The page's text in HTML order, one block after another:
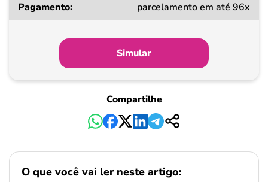
parcelamento em até 96x
Simular
Compartilhe
O que você vai ler neste artigo: